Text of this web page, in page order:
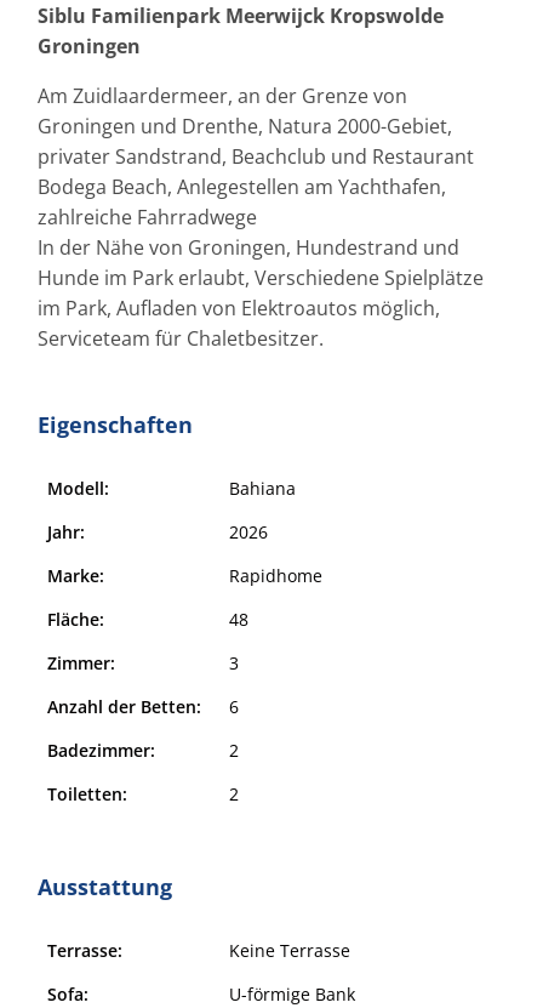
Siblu Familienpark Meerwijck Kropswolde
Groningen
Am Zuidlaardermeer, an der Grenze von
Groningen und Drenthe, Natura 2000-Gebiet,
privater Sandstrand, Beachclub und Restaurant
Bodega Beach, Anlegestellen am Yachthafen,
zahlreiche Fahrradwege
In der Nähe von Groningen, Hundestrand und
Hunde im Park erlaubt, Verschiedene Spielplätze
im Park, Aufladen von Elektroautos möglich,
Serviceteam für Chaletbesitzer.
Eigenschaften
Modell:
Bahiana
Jahr:
2026
Marke:
Rapidhome
Fläche:
48
Zimmer:
3
Anzahl der Betten:
6
Badezimmer:
2
Toiletten:
2
Ausstattung
Terrasse:
Keine Terrasse
Sofa:
U-förmige Bank